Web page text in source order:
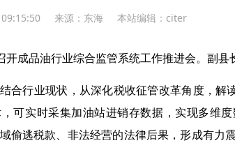
来源： 东海 本站编辑：citer
开成品油行业综合监管系统工作推进会。副县
合行业现状，从深化税收征管改革角度，解
可实时采集加油站进销存数据，实现多维
偷逃税款、非法经营的法律后果，形成有力